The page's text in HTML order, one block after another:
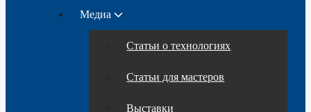
Медиа
Статьи о технологиях
Статьи для мастеров
Выставки